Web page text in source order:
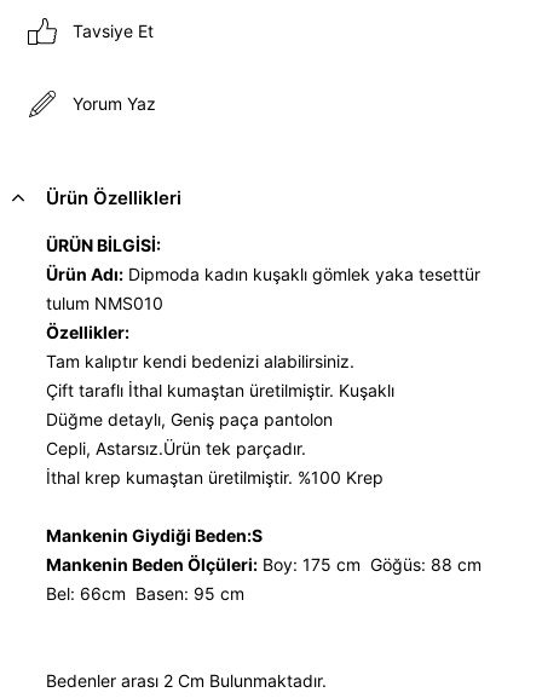
Tavsiye Et
Yorum Yaz
Ürün Özellikleri
ÜRÜN BİLGİSİ:
Ürün Adı: Dipmoda kadın kuşaklı gömlek yaka tesettür
tulum NMS010
Özellikler:
Tam kalıptır kendi bedenizi alabilirsiniz.
Çift taraflı İthal kumaştan üretilmiştir. Kuşaklı
Düğme detaylı, Geniş paça pantolon
Cepli, Astarsız.Ürün tek parçadır.
İthal krep kumaştan üretilmiştir. %100 Krep
Mankenin Giydiği Beden:S
Mankenin Beden Ölçüleri: Boy: 175 cm Göğüs: 88 cm
Bel: 66cm Basen: 95 cm
Bedenler arası 2 Cm Bulunmaktadır.